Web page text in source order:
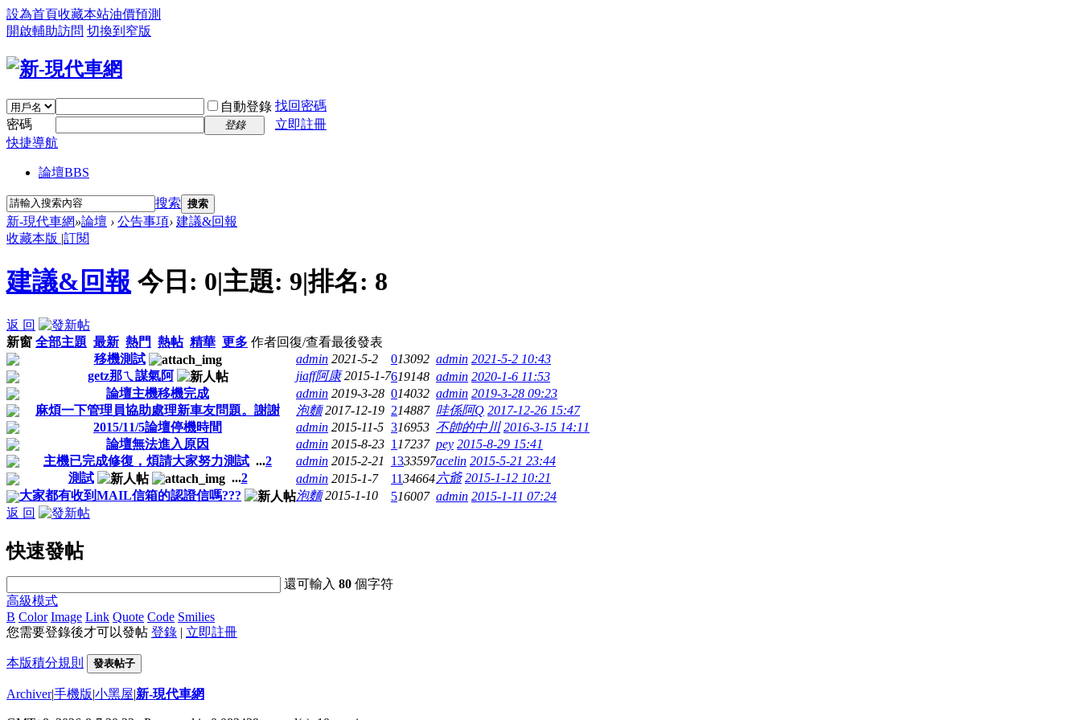
設為首頁收藏本站油價預測
開啟輔助訪問 切換到窄版
自動登錄 找回密碼
密碼
登錄
立即註冊
快捷導航
論壇BBS
搜索 搜索
新-現代車網»論壇 › 公告事項› 建議&回報
收藏本版 |訂閱
建議&回報 今日: 0|主題: 9|排名: 8
返 回
新窗 全部主題 最新 熱門 熱帖 精華 更多 作者回復/查看最後發表
移機測試
admin 2021-5-2 013092 admin 2021-5-2 10:43
getz那ㄟ謀氣阿
jiaff阿康 2015-1-7619148 admin 2020-1-6 11:53
論壇主機移機完成
admin 2019-3-28 014032 admin 2019-3-28 09:23
麻煩一下管理員協助處理新車友問題。謝謝
泡麵 2017-12-19 214887 哇係阿Q 2017-12-26 15:47
2015/11/5論壇停機時間
admin 2015-11-5 316953 不帥的中川 2016-3-15 14:11
論壇無法進入原因
admin 2015-8-23 1 17237 pey 2015-8-29 15:41
主機已完成修復，煩請大家努力測試 ...2 admin 2015-2-21 1333597acelin 2015-5-21 23:44
測試
...2 admin 2015-1-7 1134664 六爺 2015-1-12 10:21
大家都有收到MAIL信箱的認證信嗎???
泡麵 2015-1-10 516007 admin 2015-1-11 07:24
返 回
快速發帖
還可輸入80 個字符
高級模式
B Color Image Link Quote Code Smilies
您需要登錄後才可以發帖 登錄 | 立即註冊
本版積分規則 發表帖子
Archiver|手機版|小黑屋|新-現代車網